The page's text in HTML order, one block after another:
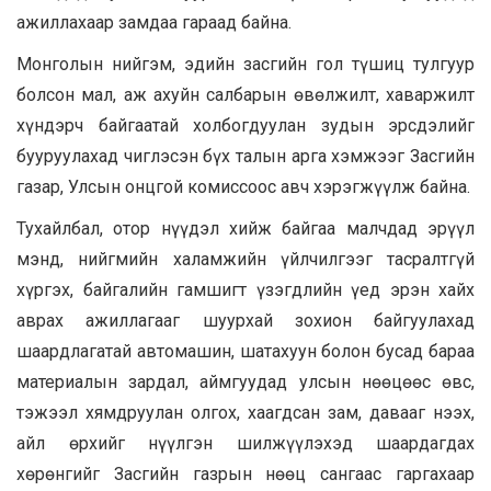
ажиллахаар замдаа гараад байна.
Монголын нийгэм, эдийн засгийн гол түшиц тулгуур
болсон мал, аж ахуйн салбарын өвөлжилт, хаваржилт
хүндэрч байгаатай холбогдуулан зудын эрсдэлийг
бууруулахад чиглэсэн бүх талын арга хэмжээг Засгийн
газар, Улсын онцгой комиссоос авч хэрэгжүүлж байна.
Тухайлбал, отор нүүдэл хийж байгаа малчдад эрүүл
мэнд, нийгмийн халамжийн үйлчилгээг тасралтгүй
хүргэх, байгалийн гамшигт үзэгдлийн үед эрэн хайх
аврах ажиллагааг шуурхай зохион байгуулахад
шаардлагатай автомашин, шатахуун болон бусад бараа
материалын зардал, аймгуудад улсын нөөцөөс өвс,
тэжээл хямдруулан олгох, хаагдсан зам, давааг нээх,
айл өрхийг нүүлгэн шилжүүлэхэд шаардагдах
хөрөнгийг Засгийн газрын нөөц сангаас гаргахаар